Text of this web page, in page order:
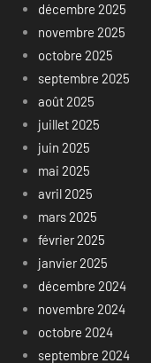
décembre 2025
novembre 2025
octobre 2025
septembre 2025
août 2025
juillet 2025
juin 2025
mai 2025
avril 2025
mars 2025
février 2025
janvier 2025
décembre 2024
novembre 2024
octobre 2024
septembre 2024